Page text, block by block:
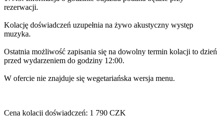
rezerwacji.
Kolację doświadczeń uzupełnia na żywo akustyczny występ
muzyka.
Ostatnia możliwość zapisania się na dowolny termin kolacji to dzień
przed wydarzeniem do godziny 12:00.
W ofercie nie znajduje się wegetariańska wersja menu.
Cena kolacji doświadczeń: 1 790 CZK